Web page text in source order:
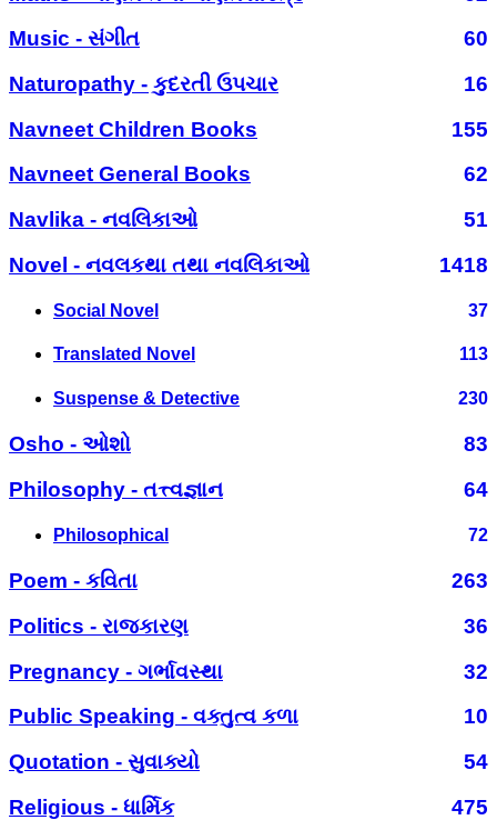
Music - સંગીત
60
Naturopathy - કુદરતી ઉપચાર
16
Navneet Children Books
155
Navneet General Books
62
Navlika - નવલિકાઓ
51
Novel - નવલકથા તથા નવલિકાઓ
1418
Social Novel 37
Translated Novel 113
Suspense & Detective 230
Osho - ઓશો
83
Philosophy - તત્ત્વજ્ઞાન
64
Philosophical 72
Poem - કવિતા
263
Politics - રાજકારણ
36
Pregnancy - ગર્ભાવસ્થા
32
Public Speaking - વક્તુત્વ કળા
10
Quotation - સુવાક્યો
54
Religious - ધાર્મિક
475